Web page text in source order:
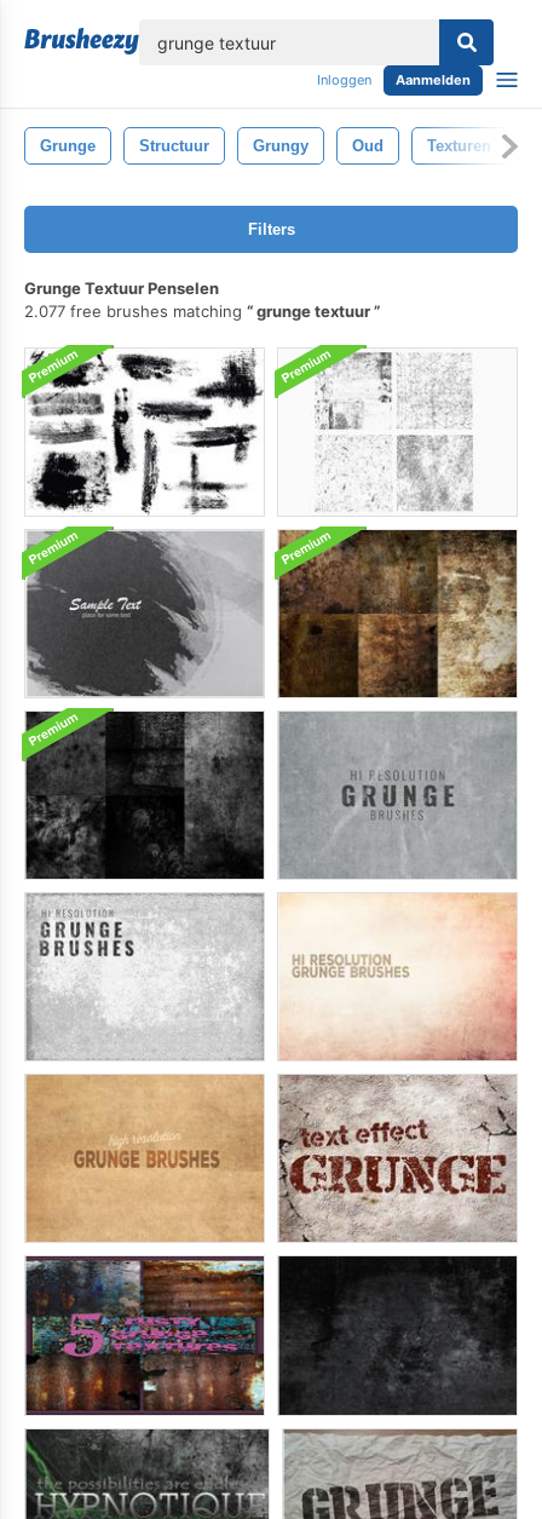
Inloggen Aanmelden
Grunge Structuur Grungy Oud Texturen
Filters
Grunge Textuur Penselen
2.077 free brushes matching
grunge textuur